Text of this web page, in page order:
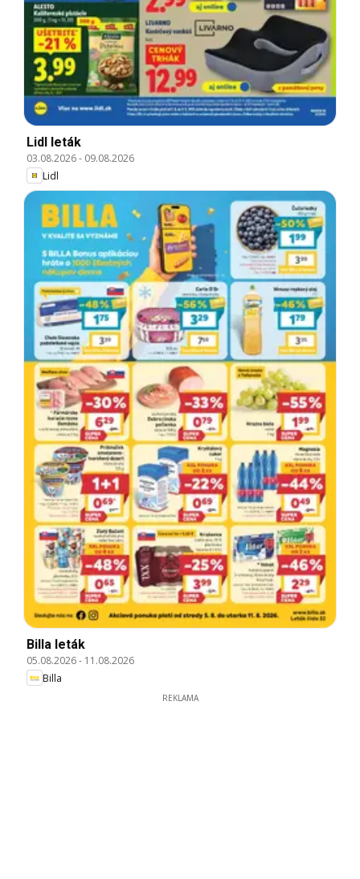
Lidl leták
03.08.2026- 09.08.2026
Lidl
Billa leták
05.08.2026- 11.08.2026
Billa
REKLAMA